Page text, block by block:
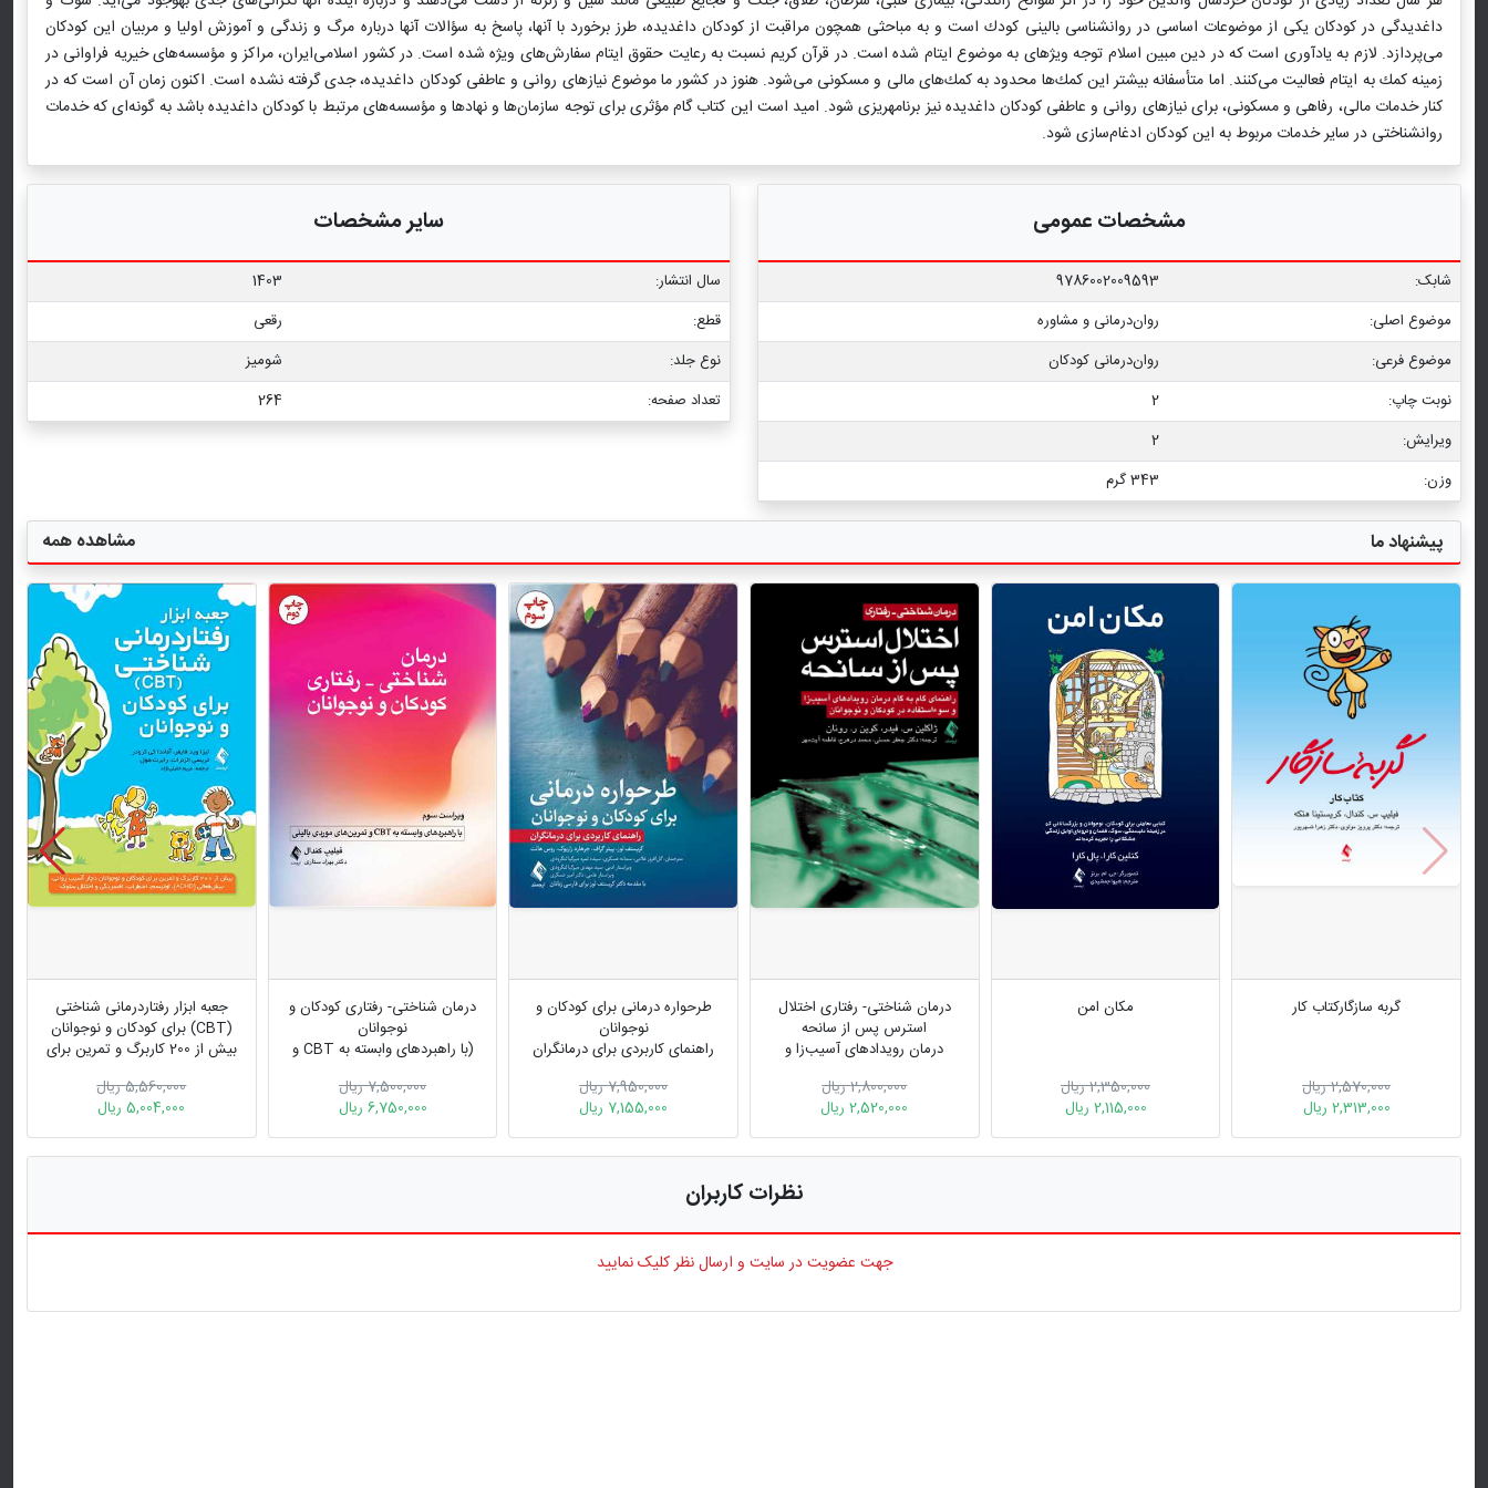
داغدیدگی در كودكان یكی از موضوعات اساسی در روان‏شناسی بالینی كودك است و به مباحثی همچون مراقبت از كودكان داغدیده، طرز برخورد با آنها، پاسخ به سؤالات آنها درباره مرگ و زندگی و آموزش اولیا و مربیان این كودكان
می‌پردازد. لازم به یادآوری است كه در دین مبین اسلام توجه ویژه‏ای به موضوع ایتام شده است. در قرآن كریم نسبت به رعایت حقوق ایتام سفارش‌های ویژه شده است. در كشور اسلامی‌ایران، مراكز و مؤسسه‌های خیریه فراوانی در
زمینه كمك به ایتام فعالیت می‌كنند. اما متأسفانه بیشتر این كمك‌ها محدود به كمك‌های مالی و مسكونی می‌شود. هنوز در كشور ما موضوع نیازهای روانی و عاطفی كودكان داغدیده، جدی گرفته نشده است. اكنون زمان آن است كه در
كنار خدمات مالی، رفاهی و مسكونی، برای نیازهای روانی و عاطفی كودكان داغدیده نیز برنامه‏ریزی شود. امید است این كتاب گام مؤثری برای توجه سازمان‌ها و نهادها و مؤسسه‌های مرتبط با كودكان داغدیده باشد به گونه‌ای كه خدمات
روان‏شناختی در سایر خدمات مربوط به این كودكان ادغام‌سازی شود.
مشخصات عمومی
شابک:
9786002009593
موضوع اصلی:
روان‌درمانی و مشاوره
موضوع فرعی:
روان‏‌درمانی کودکان
نوبت چاپ:
2
ویرایش:
2
وزن:
343 گرم
سایر مشخصات
سال انتشار:
1403
قطع:
رقعی
نوع جلد:
شومیز
تعداد صفحه:
264
پیشنهاد ما مشاهده همه
گربه سازگارکتاب کار
2,570,000 ریال
2,313,000 ریال
مکان امن
2,350,000 ریال
2,115,000 ریال
درمان شناختی- رفتاری اختلال
استرس پس از سانحه
درمان رویدادهای آسیب‌زا و
نوجوانان
2,800,000 ریال
2,520,000 ریال
طرحواره درمانی برای کودکان و
نوجوانان
راهنمای کاربردی برای درمانگران
7,950,000 ریال
7,155,000 ریال
درمان شناختی- رفتاری کودکان و
نوجوانان
(با راهبردهای وابسته به CBT و
7,500,000 ریال
6,750,000 ریال
جعبه ابزار رفتاردرمانی شناختی
(CBT) برای کودکان و نوجوانان
بیش از 200 کاربرگ و تمرین برای
روانی
5,560,000 ریال
5,004,000 ریال
نظرات کاربران
جهت عضویت در سایت و ارسال نظر کلیک نمایید